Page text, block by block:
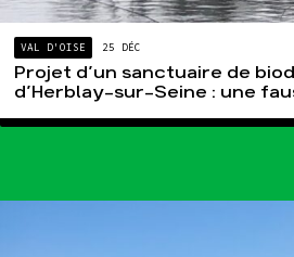
VAL D'OISE 25 DÉC
Projet d’un sanctuaire de
d’Herblay-sur-Seine : une